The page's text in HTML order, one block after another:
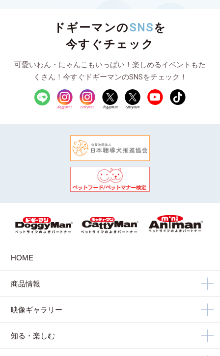
ドギーマンのSNSを
今すぐチェック
可愛いわん・にゃんこもいっぱい！楽しめるイベントもた
くさん！今すぐドギーマンのSNSをチェック！
HOME
商品情報
映像ギャラリー
知る・楽しむ